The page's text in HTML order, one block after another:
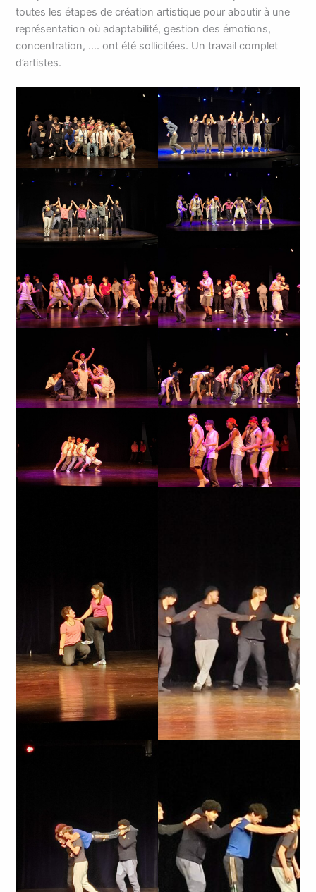
toutes les étapes de création artistique pour aboutir à une
représentation où adaptabilité, gestion des émotions,
concentration, …. ont été sollicitées. Un travail complet
d’artistes.